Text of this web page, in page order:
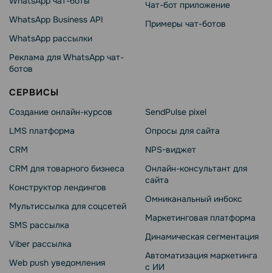
WhatsApp Business API
WhatsApp рассылки
Реклама для WhatsApp чат-
ботов
Чат-бот приложение
Примеры чат-ботов
СЕРВИСЫ
Создание онлайн-курсов
LMS платформа
CRM
CRM для товарного бизнеса
Конструктор лендингов
Мультиссылка для соцсетей
SMS рассылка
Viber рассылка
Web push уведомления
SendPulse pixel
Опросы для сайта
NPS-виджет
Онлайн-консультант для
сайта
Омниканальный инбокс
Маркетинговая платформа
Динамическая сегментация
Автоматизация маркетинга
с ИИ